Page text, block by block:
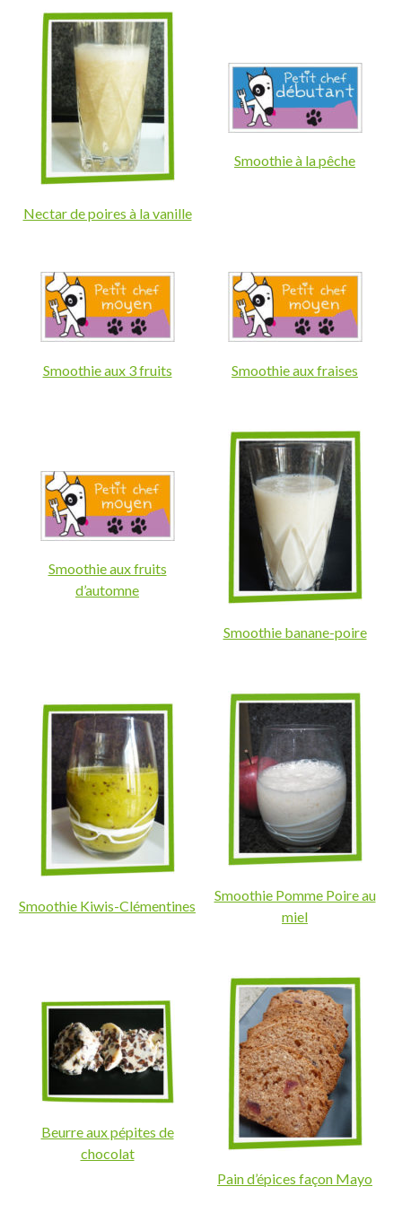
Nectar de poires à la vanille
Smoothie à la pêche
Smoothie aux 3 fruits Smoothie aux fraises
Smoothie aux fruits
d’automne
Smoothie banane-poire
Smoothie Kiwis-Clémentines
Smoothie Pomme Poire au
miel
Beurre aux pépites de
chocolat
Pain d’épices façon Mayo